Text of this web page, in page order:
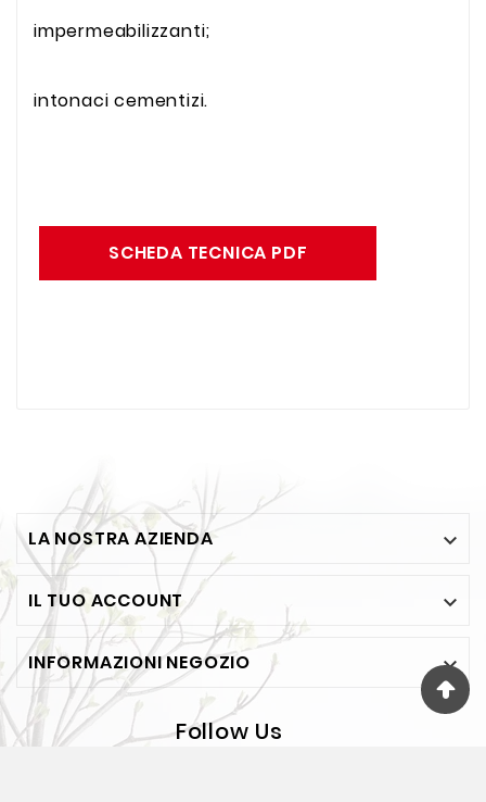
impermeabilizzanti;
intonaci cementizi.
SCHEDA TECNICA PDF
LA NOSTRA AZIENDA 
IL TUO ACCOUNT 
INFORMAZIONI NEGOZIO 
Follow Us